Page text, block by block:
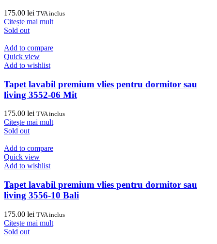
175.00 lei TVA inclus
Citește mai mult
Sold out
Add to compare
Quick view
Add to wishlist
Tapet lavabil premium vlies pentru dormitor sau
living 3552-06 Mit
175.00 lei TVA inclus
Citește mai mult
Sold out
Add to compare
Quick view
Add to wishlist
Tapet lavabil premium vlies pentru dormitor sau
living 3556-10 Bali
175.00 lei TVA inclus
Citește mai mult
Sold out